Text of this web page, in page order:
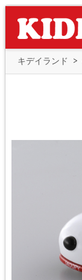
キデイランド >